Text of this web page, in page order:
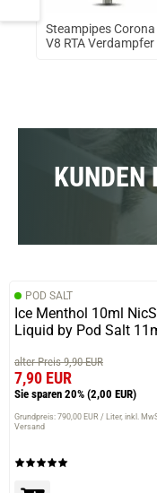
Steampipes Corona
V8 RTA Verdampfer
KUNDEN
POD SALT
Ice Menthol 10ml
Liquid by Pod Salt
alter Preis 9,90 EUR
7,90 EUR
Sie sparen 20% (2,00 EUR)
Grundpreis: 790,00 EUR / Liter inkl.
Versand